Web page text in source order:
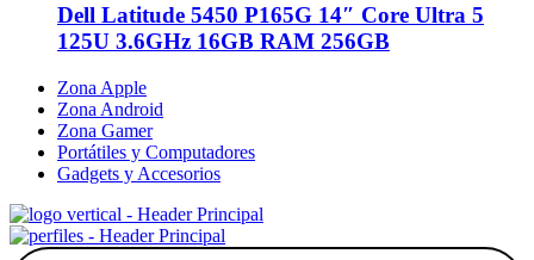
Dell Latitude 5450 P165G 14″ Core Ultra 5
125U 3.6GHz 16GB RAM 256GB
Zona Apple
Zona Android
Zona Gamer
Portátiles y Computadores
Gadgets y Accesorios